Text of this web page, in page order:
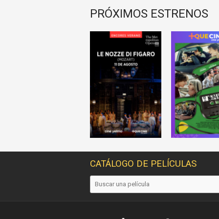
PRÓXIMOS ESTRENOS
CATÁLOGO DE PELÍCULAS